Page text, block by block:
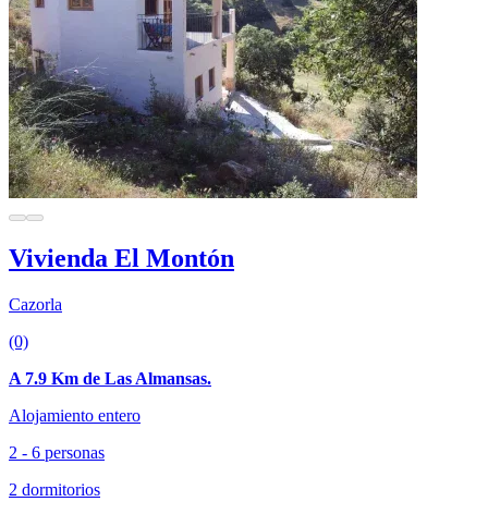
Vivienda El Montón
Cazorla
(0)
A 7.9 Km de Las Almansas.
Alojamiento entero
2 - 6 personas
2 dormitorios